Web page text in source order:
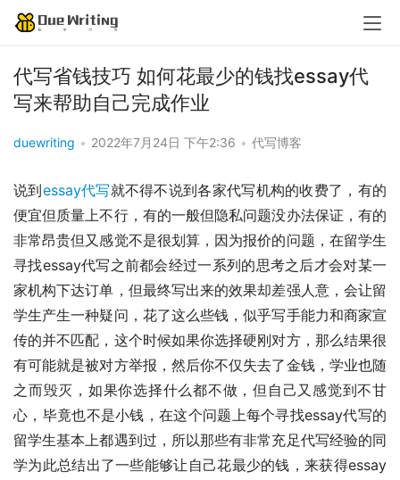
代写省钱技巧 如何花最少的钱找essay代
写来帮助自己完成作业
duewriting • 2022年7月24日 下午2:36 • 代写博客
说到essay代写就不得不说到各家代写机构的收费了，有的
便宜但质量上不行，有的一般但隐私问题没办法保证，有的
非常昂贵但又感觉不是很划算，因为报价的问题，在留学生
寻找essay代写之前都会经过一系列的思考之后才会对某一
家机构下达订单，但最终写出来的效果却差强人意，会让留
学生产生一种疑问，花了这么些钱，似乎写手能力和商家宣
传的并不匹配，这个时候如果你选择硬刚对方，那么结果很
有可能就是被对方举报，然后你不仅失去了金钱，学业也随
之而毁灭，如果你选择什么都不做，但自己又感觉到不甘
心，毕竟也不是小钱，在这个问题上每个寻找essay代写的
留学生基本上都遇到过，所以那些有非常充足代写经验的同
学为此总结出了一些能够让自己花最少的钱，来获得essay